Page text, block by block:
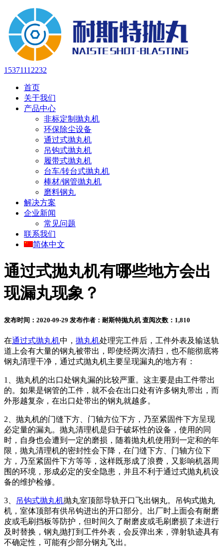
15371112232
首页
关于我们
产品中心
非标定制抛丸机
环保除尘设备
通过式抛丸机
吊钩式抛丸机
履带式抛丸机
台车/转台式抛丸机
棒材/钢管抛丸机
磨料钢丸
解决方案
企业新闻
常见问题
联系我们
简体中文
通过式抛丸机有哪些地方会出
现漏丸现象？
发布时间：2020-09-29 发布作者：耐斯特抛丸机 查阅次数：1,810
在通过式抛丸机中， 抛丸机处理完工件后，工件外表及输送轨
道上会有大量的钢丸被带出，即使经两次清扫，也不能彻底将
钢丸清理干净，通过式抛丸机主要呈现漏丸的地方有：
1、抛丸机的出口处钢丸漏的比较严重。这主要是由工件带出
的。如果是钢管的工件，就不会在出口处有许多钢丸带出，而
外形越复杂，在出口处带出的钢丸就越多。
2、抛丸机的门缝下方、门轴方位下方，乃至紧固件下方呈现
必定量的漏丸。抛丸清理机是归于破坏性的设备，使用的同
时，自身也会遭到一定的磨损，随着抛丸机使用到一定和的年
限，抛丸清理机的密封性会下降，在门缝下方、门轴方位下
方，乃至紧固件下方等等，这样既形成了浪费，又影响机器周
围的环境，形成必定的安全隐患，并且不利于通过式抛丸机设
备的维护检修。
3、 吊钩式抛丸机抛丸室顶部导轨开口飞出钢丸。吊钩式抛丸
机，室体顶部有供吊钩进出的开口部分。出厂时上面会有耐磨
皮或毛刷挡板等防护，但时间久了耐磨皮或毛刷磨损了未进行
及时替换，钢丸抛打到工件外表，会反弹出来，弹射轨迹具有
不确定性，可能有少部分钢丸飞出。